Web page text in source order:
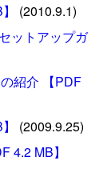
(2010.9.1)
ットアップガ
紹介 【PDF
(2009.9.25)
4.2 MB】